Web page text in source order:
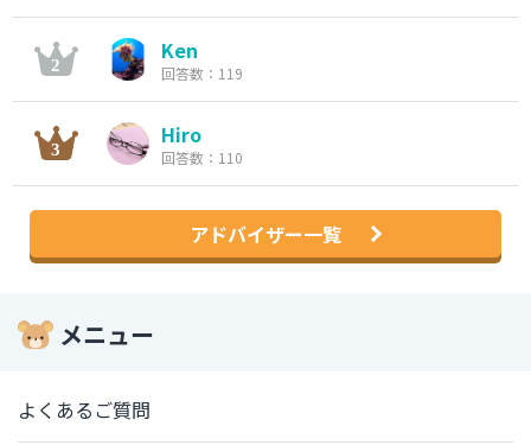
Ken
回答数：119
Hiro
回答数：110
アドバイザー一覧
メニュー
よくあるご質問